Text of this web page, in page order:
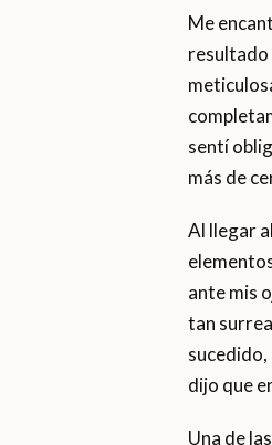
Me
resultado
sentí
más de
Al llegar
ante mis
tan
dijo que
Una de